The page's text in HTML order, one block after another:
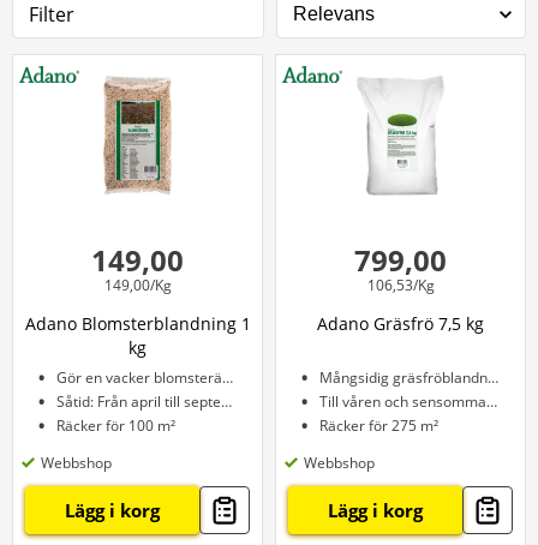
Filter
149,00
149,00/Kg
Adano Blomsterblandning 1
kg
Gör en vacker blomsteräng
Såtid: Från april till september
Räcker för 100 m²
Webbshop
Lägg i korg
799,00
106,53/Kg
Adano Gräsfrö 7,5 kg
Mångsidig gräsfröblandning
Till våren och sensommaren
Räcker för 275 m²
Webbshop
Lägg i korg